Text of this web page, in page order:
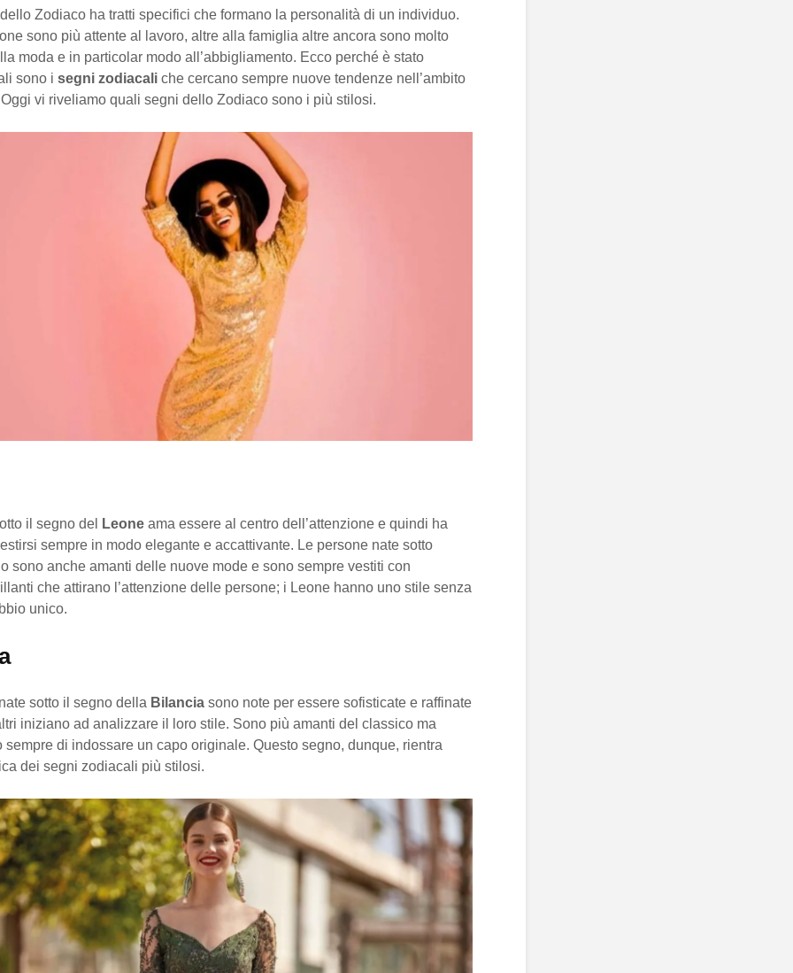
Zodiaco ha tratti specifici che formano la personalità di un individuo.
sono più attente al lavoro, altre alla famiglia altre ancora sono molto
moda e in particolar modo all’abbigliamento. Ecco perché è stato
sono i segni zodiacali che cercano sempre nuove tendenze nell’ambito
vi riveliamo quali segni dello Zodiaco sono i più stilosi.
il segno del Leone ama essere al centro dell’attenzione e quindi ha
sempre in modo elegante e accattivante. Le persone nate sotto
sono anche amanti delle nuove mode e sono sempre vestiti con
che attirano l’attenzione delle persone; i Leone hanno uno stile senza
unico.
sotto il segno della Bilancia sono note per essere sofisticate e raffinate
iniziano ad analizzare il loro stile. Sono più amanti del classico ma
sempre di indossare un capo originale. Questo segno, dunque, rientra
dei segni zodiacali più stilosi.